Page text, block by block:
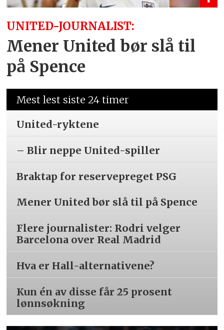
UNITED-JOURNALIST:
Mener United bør slå til
på Spence
Mest lest siste 24 timer
United-ryktene
– Blir neppe United-spiller
Braktap for reservepreget PSG
Mener United bør slå til på Spence
Flere journalister: Rodri velger
Barcelona over Real Madrid
Hva er Hall-alternativene?
Kun én av disse får 25 prosent
lønnsøkning